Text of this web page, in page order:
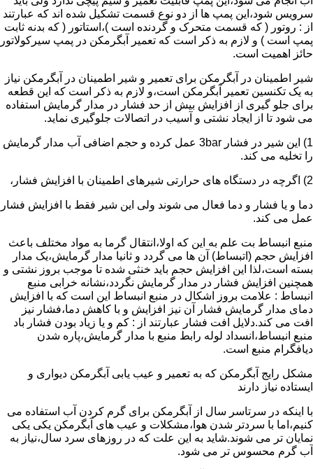
سرویس شود،این پمپ ها از دو نوع قسمت تشکیل شده اند که عبارتند
از : روتور ( که قسمت متحرک و گردنده است )،استاتور ( که بدنه ثابت
پمپ است ) و لازم به ذکر است که تعمیر آبگرمکن در پمپ سیرکولاتور
حائز اهمیت است.
شیر اطمینان در آبگرمکن برای تعمیر و شیر اطمینان در آبگرمکن نیاز
به یک تکنسین تعمیر آبگرمکن است،و لازم به ذکر است که این قطعه
برای جلو گیری از افزایش بیش از حد فشار در مدار گرمایش استفاده
می شود تا از ایجاد نشتی و آسیب در اتصالات جلوگیری نماید.
1) این شیر در فشار 3bar عمل کرده و حجم اضافی آب مدار گرمایش
را تخلیه می کند.
2) اگرچه در دستگاه های حرارتی شیرهای اطمینان با افزایش فشار،
دما و یا فشار و دما فعال می شوند ولی این شیر فقط با افزایش فشار
عمل می کند.
منبع انبساط بت علم به این که اولا،انتقال گرما به مواد مختلف باعث
افزایش حجم (اتبساط) آن ها می گردد و ثانیا مدار گرمایش،یک مدار
بسته است،لذا این افزایش حجم باید خنثی شده تا موجب بروز نشتی و
همچنین افزایش فشار در مدار گرمایش نگردد،نشانه خرابی منبع
انبساط : علامت بروز اشکال در منبع انبساط این است که با افزایش
دمای مدار گرمایش فشار آن نیز افزایش و با کاهش دما،فشار نیز
افت می کند.دلایل افت فشار عبارتند از : کم و یا زیاد بودن فشار باد
منبع انبساط،انسداد لوله رابط منبع با مدار گرمایش،پاره شدن
دیافگرام منبع است.
مشکل رایج آبگرمکن که به تعمیر و عیب یابی آبگرمکن دیواری و
ایستاده نیاز دارند
با اینکه در سرتاسر سال از آبگرمکن برای گرم کردن آب استفاده می
کنیم،اما با سردتر شدن هوا،مشکلات و عیب های آبگرمکن یکی یکی
نمایان تر می شوند.شاید به این علت که در روزهای سرد سال،نیاز به
آب گرم محسوس تر می شود.